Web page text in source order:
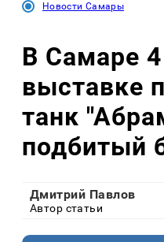
Новости Самары
В Самаре
выставке
танк
подбитый
Дмитрий Павлов
Автор статьи